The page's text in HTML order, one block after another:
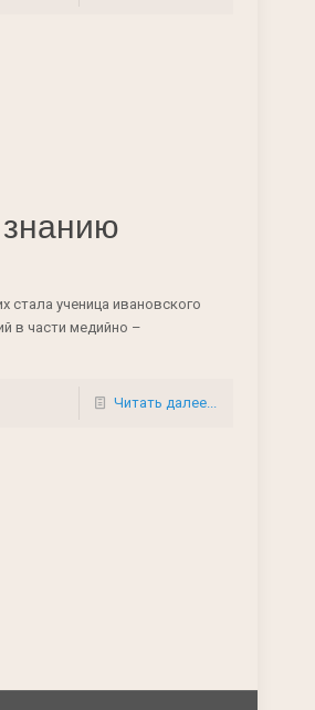
стала ученица ивановского
в части медийно –
Читать далее...